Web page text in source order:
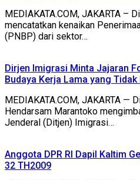
MEDIAKATA.COM, JAKARTA –
mencatatkan kenaikan
(PNBP) dari sektor…
Dirjen Imigrasi Minta Jajaran
Budaya Kerja Lama yang Tidak
MEDIAKATA.COM, JAKARTA —
Hendarsam Marantoko
Jenderal (Ditjen) Imigrasi…
Anggota DPR RI Dapil Kaltim
32 TH2009